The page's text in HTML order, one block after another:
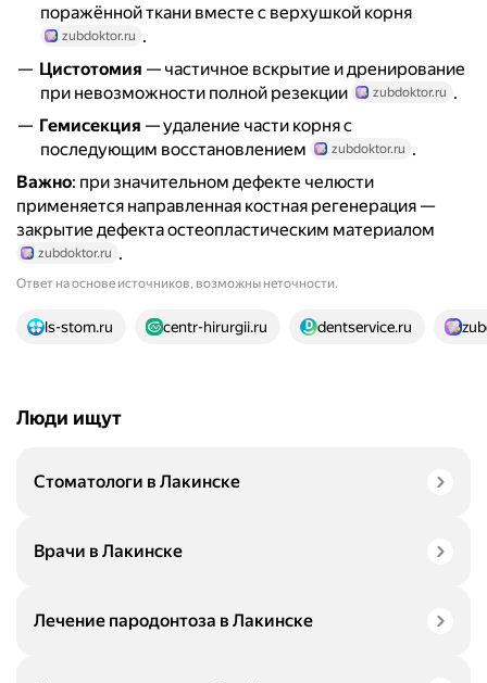
поражённой ткани вместе с верхушкой корня
zubdoktor.ru .
Цистотомия — частичное вскрытие и дренирование
при невозможности полной резекции
zubdoktor.ru .
Гемисекция — удаление части корня с
последующим восстановлением
zubdoktor.ru .
Важно: при значительном дефекте челюсти
применяется направленная костная регенерация —
закрытие дефекта остеопластическим материалом
zubdoktor.ru .
Ответ на основе источников, возможны неточности.
14 источников
ls-stom.ru centr-hirurgii.ru dentservice.ru
Люди ищут
Стоматологи в Лакинске
Врачи в Лакинске
Лечение пародонтоза в Лакинске